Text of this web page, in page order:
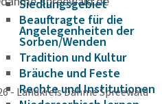
Siedlungsgebiet
Beauftragte für die
Angelegenheiten der
Sorben/Wenden
Tradition und Kultur
Bräuche und Feste
Rechte und Institutionen
- Landkreis Dahme Spreewald